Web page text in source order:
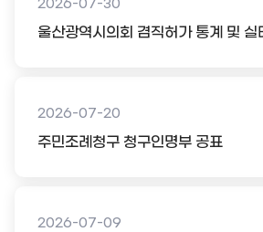
2026-07-30
울산광역시의회 겸직허가 통계 및 실
2026-07-20
주민조례청구 청구인명부 공표
2026-07-09